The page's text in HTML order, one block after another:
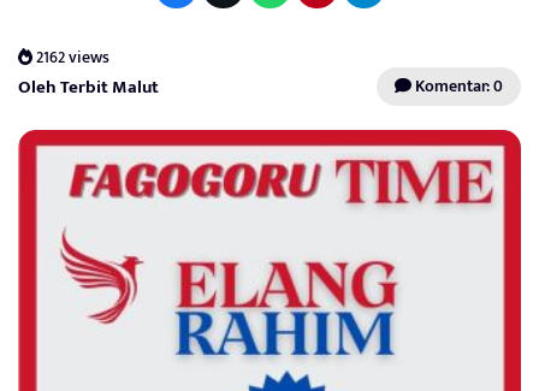
2162 views
Oleh Terbit Malut Komentar: 0